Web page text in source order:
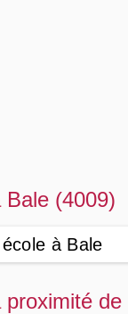
(4009)
à Bale
de